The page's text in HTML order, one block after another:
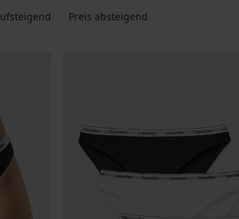
Preis absteigend